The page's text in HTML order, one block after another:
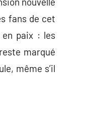
fans de cet
paix : les
marqué
même s’il